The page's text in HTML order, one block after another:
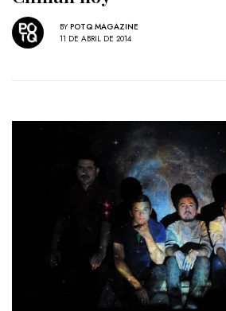
BY POTQ MAGAZINE
11 DE ABRIL DE 2014